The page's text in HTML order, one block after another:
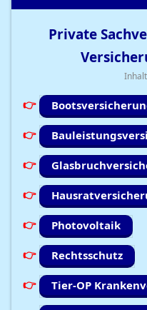
Private
Photovoltaik
Rechtsschutz
Tier-OP